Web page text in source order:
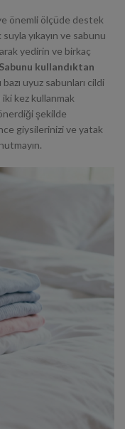
önemli ölçüde destek
yıkayın ve sabunu
yedirin ve birkaç
Sabunu kullandıktan
uyuz sabunları cildi
kez kullanmak
şekilde
giysilerinizi ve yatak